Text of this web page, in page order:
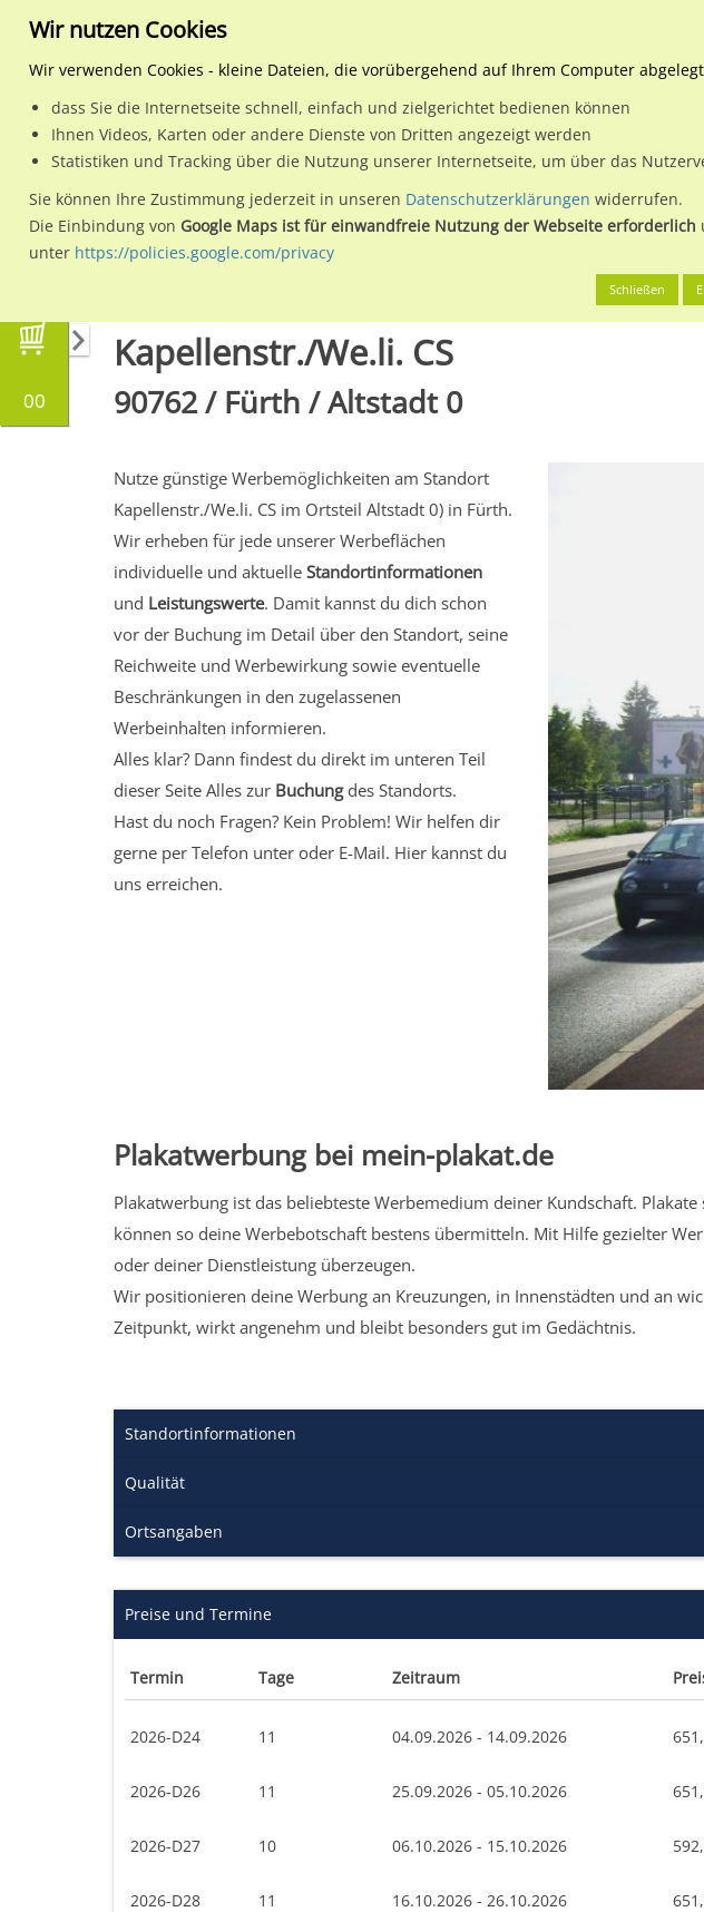
Planen & Buchen
Wähle den Werbestandort:
00
Kapellenstr./We.li. CS
Kapellenstr./We.li. CS
90762 / Fürth / Altstadt 0
Nutze günstige Werbemöglichkeiten am Standort
Kapellenstr./We.li. CS im Ortsteil Altstadt 0) in Fürth.
Wir erheben für jede unserer Werbeflächen
individuelle und aktuelle Standortinformationen
und Leistungswerte. Damit kannst du dich schon
vor der Buchung im Detail über den Standort, seine
Reichweite und Werbewirkung sowie eventuelle
Beschränkungen in den zugelassenen
Werbeinhalten informieren.
Alles klar? Dann findest du direkt im unteren Teil
dieser Seite Alles zur Buchungdes Standorts.
Hast du noch Fragen? Kein Problem! Wir helfen dir
gerne per Telefon unter oder E-Mail. Hier kannst du
uns erreichen.
Plakatwerbung bei mein-plakat.de
Plakatwerbung ist das beliebteste Werbemedium deiner Kundschaft.
können so deine Werbebotschaft bestens übermitteln. Mit Hilfe gezielter
oder deiner Dienstleistung überzeugen.
Wir positionieren deine Werbung an Kreuzungen, in Innenstädten und an
Zeitpunkt, wirkt angenehm und bleibt besonders gut im Gedächtnis.
Standortinformationen
Qualität
Ortsangaben
Preise und Termine
Termin Tage Zeitraum
2026-D24 11 04.09.2026 - 14.09.2026
2026-D26 11 25.09.2026 - 05.10.2026
2026-D27 10 06.10.2026 - 15.10.2026
2026-D28 11 16.10.2026 - 26.10.2026
Wir nutzen Cookies
Wir verwenden Cookies - kleine Dateien, die vorübergehend auf Ihrem Computer
dass Sie die Internetseite schnell, einfach und zielgerichtet bedienen können
Ihnen Videos, Karten oder andere Dienste von Dritten angezeigt werden
Statistiken und Tracking über die Nutzung unserer Internetseite, um über das
Sie können Ihre Zustimmung jederzeit in unseren Datenschutzerklärungen widerrufen.
Die Einbindung von Google Maps ist für einwandfreie Nutzung der Webseite erforderlich
unter https://policies.google.com/privacy
Schließen